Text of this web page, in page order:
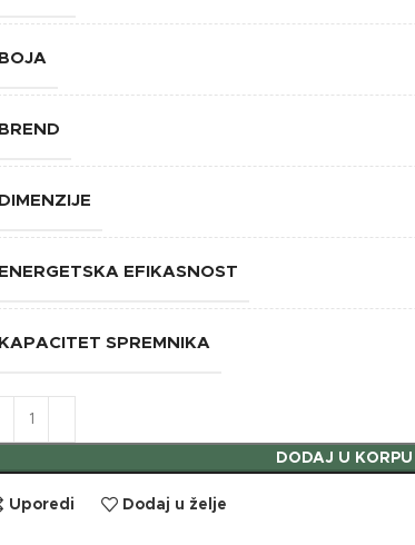
BOJA
BREND
DIMENZIJE
ENERGETSKA EFIKASNOST
KAPACITET SPREMNIKA
DODAJ U KORPU
Uporedi Dodaj u želje